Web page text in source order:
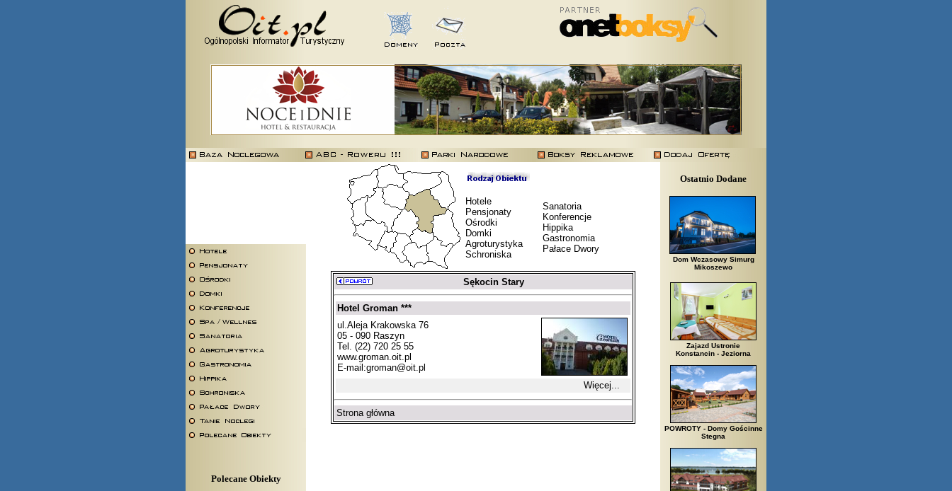
Polecane Obiekty
Hotele
Pensjonaty
Ośrodki
Domki
Agroturystyka
Schroniska
Sanatoria
Konferencje
Hippika
Gastronomia
Pałace Dwory
Sękocin Stary
Hotel Groman ***
ul.Aleja Krakowska 76
05 - 090 Raszyn
Tel. (22) 720 25 55
www.groman.oit.pl
E-mail:groman@oit.pl
Więcej...
Strona główna
Ostatnio Dodane
Dom Wczasowy Simurg
Mikoszewo
Zajazd Ustronie
Konstancin - Jeziorna
POWROTY - Domy Gościnne
Stegna